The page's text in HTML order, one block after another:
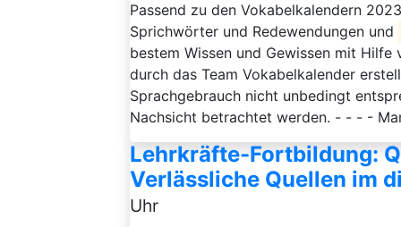
Passend zu den Vokabelkalendern
Sprichwörter und Redewendungen und
bestem Wissen und Gewissen mit Hilfe
durch das Team Vokabelkalender
Sprachgebrauch nicht unbedingt
Nachsicht betrachtet werden. - - - -
Lehrkräfte-Fortbildung:
Verlässliche Quellen im
Uhr